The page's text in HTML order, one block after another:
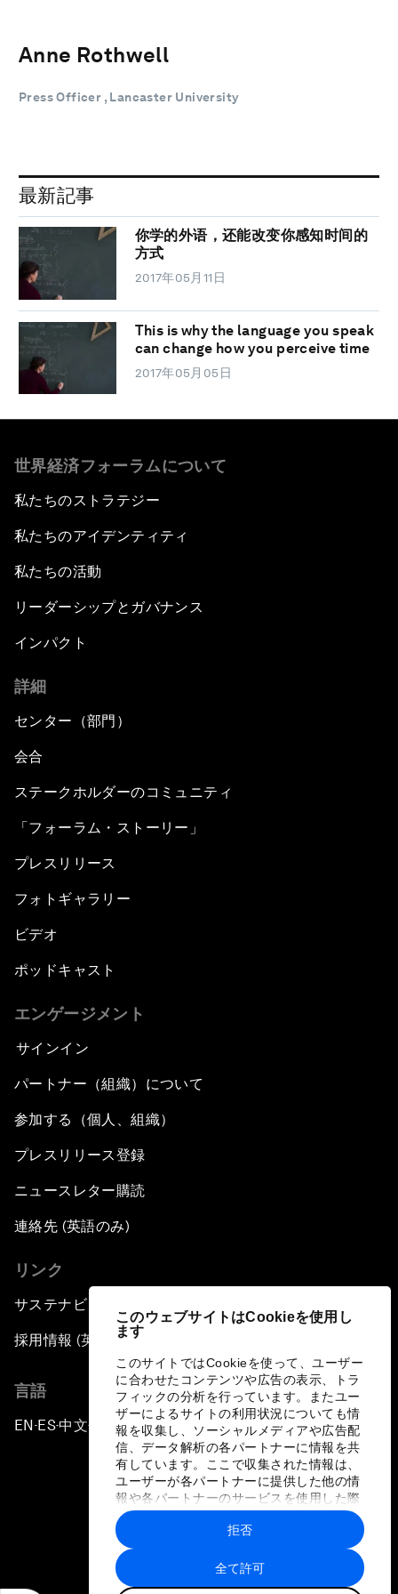
このウェブサイトはCookieを使用し
ます
このサイトではCookieを使って、ユーザー
に合わせたコンテンツや広告の表示、トラ
フィックの分析を行っています。またユー
ザーによるサイトの利用状況についても情
報を収集し、ソーシャルメディアや広告配
信、データ解析の各パートナーに情報を共
有しています。ここで収集された情報は、
ユーザーが各パートナーに提供した他の情
報や各パートナーのサービスを使用した際
に収集された情報と組み合わされ、各パー
トナーによって使用されることがありま
す。
全て許可
拒否
Anne Rothwell
Press Officer , Lancaster University
最新記事
你学的外语，还能改变你感知时间的
方式
2017年05月11日
This is why the language you speak
can change how you perceive time
2017年05月05日
世界経済フォーラムについて
私たちのストラテジー
私たちのアイデンティティ
私たちの活動
リーダーシップとガバナンス
インパクト
詳細
センター（部門）
会合
ステークホルダーのコミュニティ
「フォーラム・ストーリー」
プレスリリース
フォトギャラリー
ビデオ
ポッドキャスト
エンゲージメント
サインイン
パートナー（組織）について
参加する（個人、組織）
プレスリリース登録
ニュースレター購読
連絡先 (英語のみ)
リンク
サステナビリティへの取り組み
採用情報 (英語のみ)
言語
EN ▪ES▪中文▪ 日本語
プライバシーポリシーと利用規約
サイトマップ